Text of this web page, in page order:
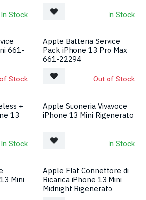
In Stock In Stock
661-
Stock
Apple Batteria Service
Pack iPhone 13 Pro Max
661-22294
Out of Stock
+
13
In Stock
Apple Suoneria Vivavoce
iPhone 13 Mini Rigenerato
In Stock
Mini
Apple Flat Connettore di
Ricarica iPhone 13 Mini
Midnight Rigenerato